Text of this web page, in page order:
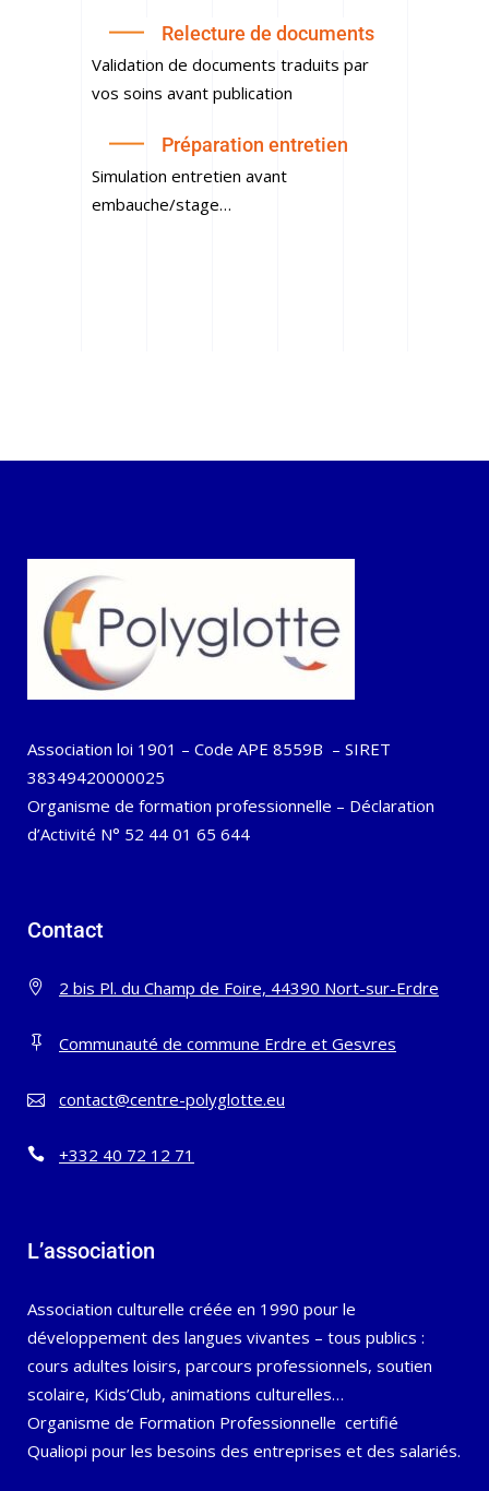
Relecture de documents
Validation de documents traduits par
vos soins avant publication
Préparation entretien
Simulation entretien avant
embauche/stage…
Association loi 1901 – Code APE 8559B – SIRET
38349420000025
Organisme de formation professionnelle – Déclaration
d’Activité N° 52 44 01 65 644
Contact
2 bis Pl. du Champ de Foire, 44390 Nort-sur-Erdre
Communauté de commune Erdre et Gesvres
contact@centre-polyglotte.eu
+332 40 72 12 71
L’association
Association culturelle créée en 1990 pour le
développement des langues vivantes – tous publics :
cours adultes loisirs, parcours professionnels, soutien
scolaire, Kids’Club, animations culturelles…
Organisme de Formation Professionnelle certifié
Qualiopi pour les besoins des entreprises et des salariés.